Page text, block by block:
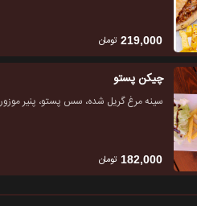
219,000 تومان
چیکن پستو
سینه مرغ گریل شده، سس پستو، پنیر
182,000 تومان